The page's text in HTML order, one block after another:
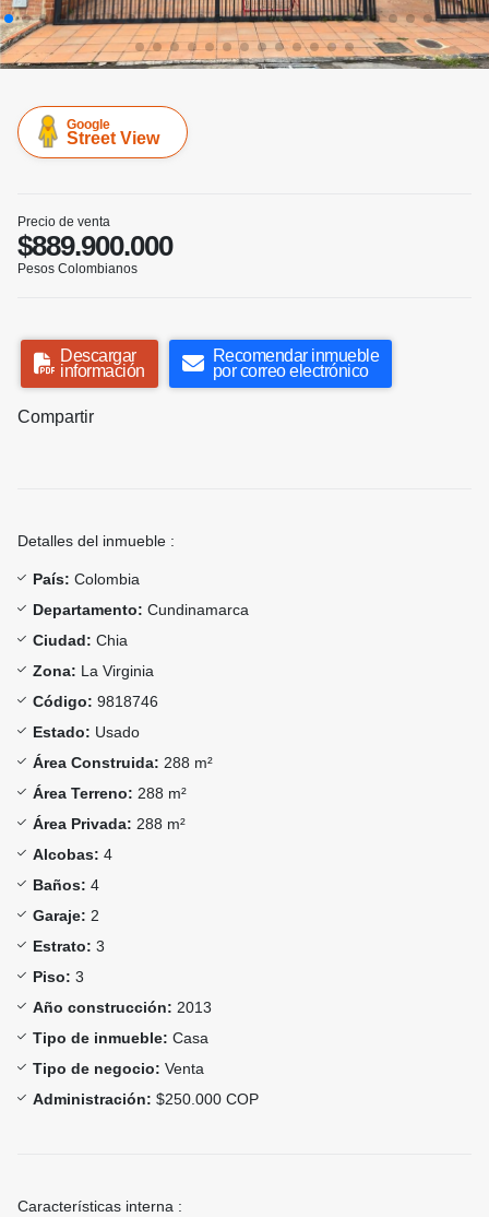
Google
Street View
Precio de venta
$889.900.000
Pesos Colombianos
Descargar
información
Recomendar inmueble
por correo electrónico
Compartir
Detalles del inmueble :
País: Colombia
Departamento: Cundinamarca
Ciudad: Chia
Zona: La Virginia
Código: 9818746
Estado: Usado
Área Construida: 288 m²
Área Terreno: 288 m²
Área Privada: 288 m²
Alcobas: 4
Baños: 4
Garaje: 2
Estrato: 3
Piso: 3
Año construcción: 2013
Tipo de inmueble: Casa
Tipo de negocio: Venta
Administración: $250.000 COP
Características interna :